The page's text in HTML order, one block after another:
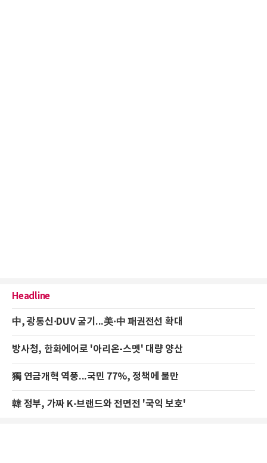
Headline
中, 광통신·DUV 굴기...美·中 패권전선 확대
방사청, 한화에어로 '아리온-스멧' 대량 양산
獨 연금개혁 역풍...국민 77%, 정책에 불만
韓 정부, 가짜 K-브랜드와 전면전 '국익 보호'